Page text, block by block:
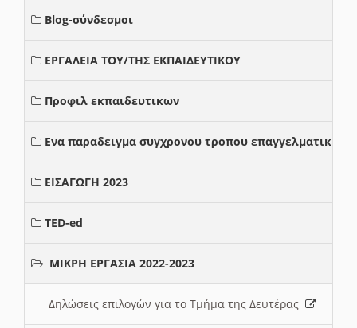
Blog-σύνδεσμοι
ΕΡΓΑΛΕΙΑ ΤΟΥ/ΤΗΣ ΕΚΠΑΙΔΕΥΤΙΚΟΥ
Προφιλ εκπαιδευτικων
Ενα παραδειγμα συγχρονου τροπου επαγγελματικης
ΕΙΣΑΓΩΓΗ 2023
TED-ed
ΜΙΚΡΗ ΕΡΓΑΣΙΑ 2022-2023
Δηλώσεις επιλογών για το Τμήμα της Δευτέρας